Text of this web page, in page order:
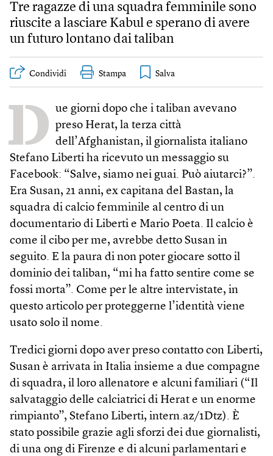
Tre ragazze di una squadra femminile sono
riuscite a lasciare Kabul e sperano di avere
un futuro lontano dai taliban
Condividi Stampa
D ue giorni dopo che i taliban avevano
preso Herat, la terza città
dell’Afghanistan, il giornalista italiano
Stefano Liberti ha ricevuto un messaggio su
Facebook: “Salve, siamo nei guai. Può aiutarci?”.
Era Susan, 21 anni, ex capitana del Bastan, la
squadra di calcio femminile al centro di un
documentario di Liberti e Mario Poeta. Il calcio è
come il cibo per me, avrebbe detto Susan in
seguito. E la paura di non poter giocare sotto il
dominio dei taliban, “mi ha fatto sentire come se
fossi morta”. Come per le altre intervistate, in
questo articolo per proteggerne l’identità viene
usato solo il nome.
Tredici giorni dopo aver preso contatto con Liberti,
Susan è arrivata in Italia insieme a due compagne
di squadra, il loro allenatore e alcuni familiari (“Il
salvataggio delle calciatrici di Herat e un enorme
rimpianto”, Stefano Liberti, intern.az/1Dtz). È
stato possibile grazie agli sforzi dei due giornalisti,
di una ong di Firenze e di alcuni parlamentari e